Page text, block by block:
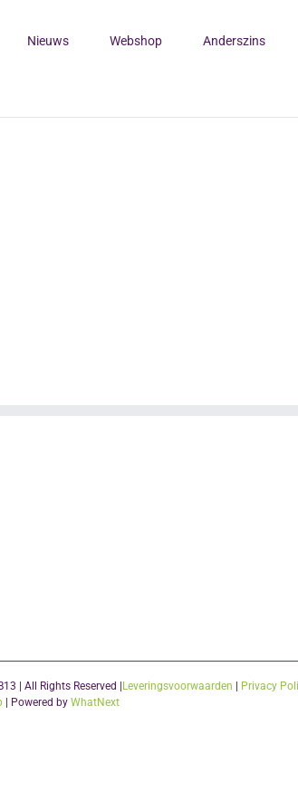
Nieuws Webshop Anderszins
| All Rights Reserved | Leveringsvoorwaarden Privacy
| Powered by WhatNext